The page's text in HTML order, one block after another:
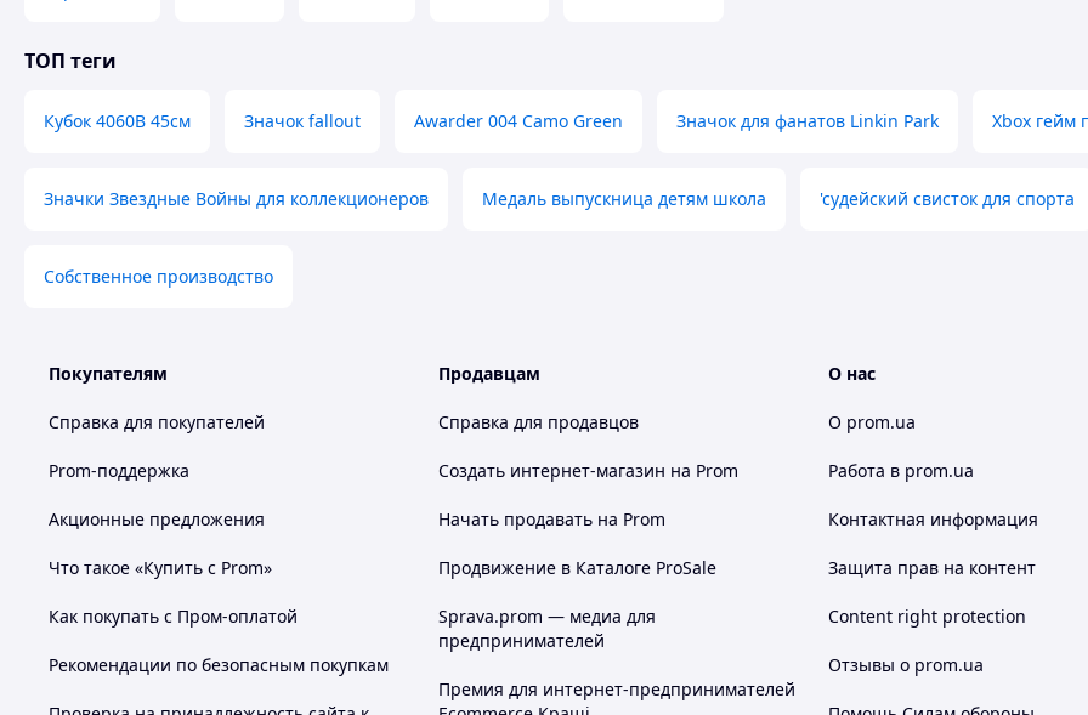
№1021 №1022 №1023 №1024 №1025
№1031 №1032 №1035
ТОП теги
Кубок 4060В 45см Значок fallout Awarder 004 Camo Green Значок для фанатов Linkin Park Xbox гейм
Значки Звездные Войны для коллекционеров Медаль выпускница детям школа 'судейский свисток для спорта
Собственное производство
Покупателям
Справка для покупателей
Prom-поддержка
Акционные предложения
Что такое «Купить с Prom»
Как покупать с Пром-оплатой
Рекомендации по безопасным покупкам
Продавцам
Справка для продавцов
Создать интернет-магазин на Prom
Начать продавать на Prom
Продвижение в Каталоге ProSale
Sprava.prom — медиа для
предпринимателей
Премия для интернет-предпринимателей
О нас
О prom.ua
Работа в prom.ua
Контактная информация
Защита прав на контент
Content right protection
Отзывы о prom.ua